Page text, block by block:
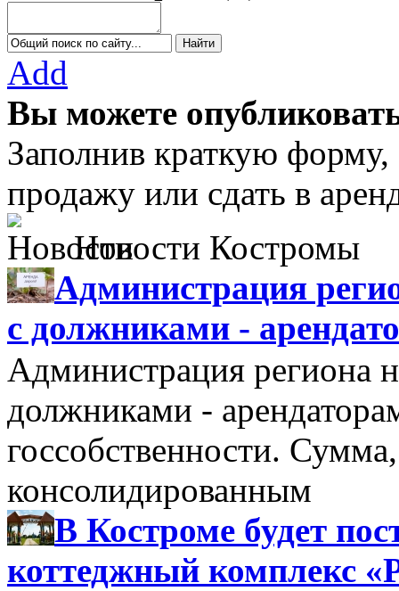
Add
Вы можете
Заполнив краткую
продажу или сдать в
Новости Костромы
Администрация
с должниками -
Администрация региона
должниками -
госсобственности.
консолидированным
В Костроме будет
коттеджный комплекс